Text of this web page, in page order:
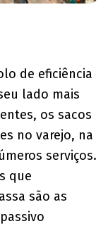
de eficiência
lado mais
os sacos
no varejo, na
serviços.
que
são as